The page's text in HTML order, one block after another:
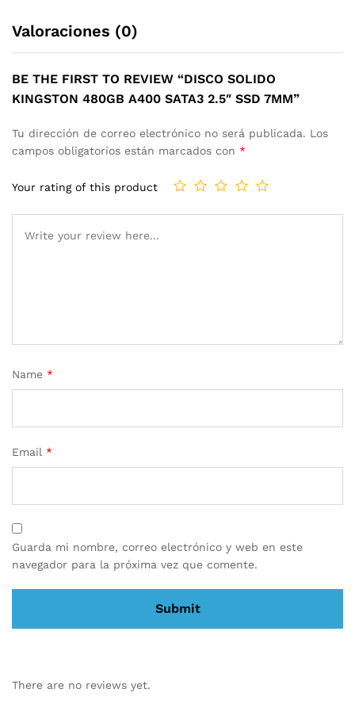
Valoraciones (0)
BE THE FIRST TO REVIEW “DISCO SOLIDO
KINGSTON 480GB A400 SATA3 2.5″ SSD 7MM”
Tu dirección de correo electrónico no será publicada. Los
campos obligatorios están marcados con *
Your rating of this product
Name *
Email *
Guarda mi nombre, correo electrónico y web en este
navegador para la próxima vez que comente.
There are no reviews yet.